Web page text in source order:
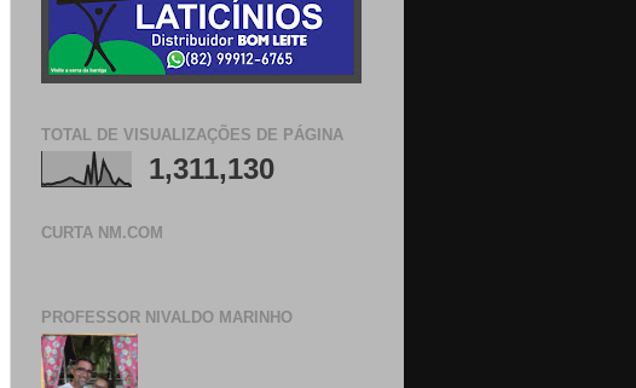
TOTAL DE VISUALIZAÇÕES DE PÁGINA
1,311,130
CURTA NM.COM
PROFESSOR NIVALDO MARINHO